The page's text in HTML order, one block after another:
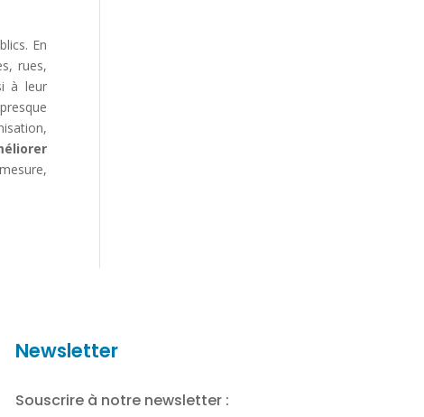
En
rues,
à leur
Newsletter
Souscrire à notre newsletter :